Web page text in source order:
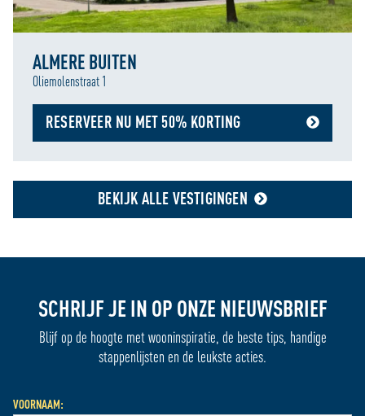
ALMERE BUITEN
Oliemolenstraat 1
RESERVEER NU MET 50% KORTING
BEKIJK ALLE VESTIGINGEN
SCHRIJF JE IN OP ONZE NIEUWSBRIEF
Blijf op de hoogte met wooninspiratie, de beste tips, handige
stappenlijsten en de leukste acties.
VOORNAAM: